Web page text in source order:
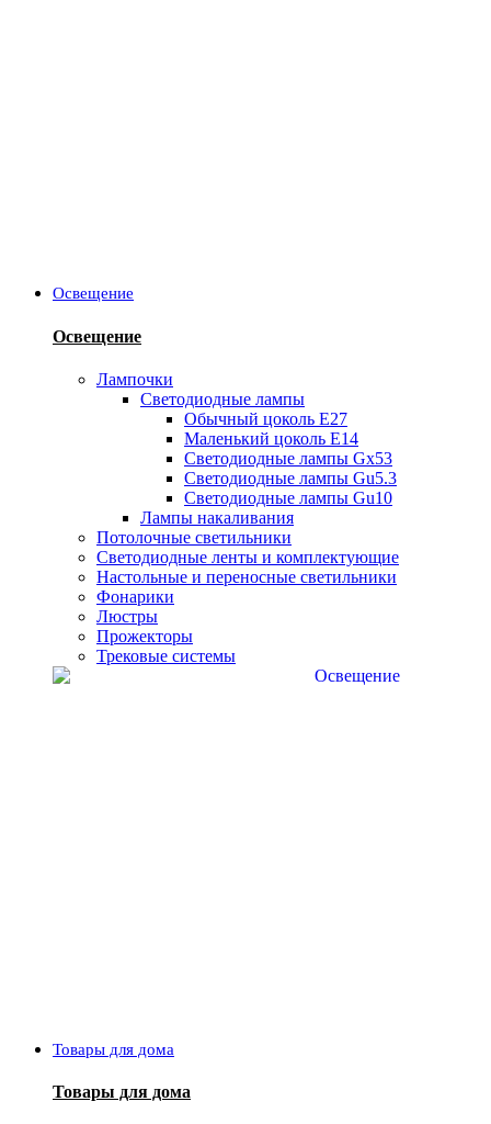
Освещение
Освещение
Лампочки
Светодиодные лампы
Обычный цоколь Е27
Маленький цоколь Е14
Светодиодные лампы Gx53
Светодиодные лампы Gu5.3
Светодиодные лампы Gu10
Лампы накаливания
Потолочные светильники
Светодиодные ленты и комплектующие
Настольные и переносные светильники
Фонарики
Люстры
Прожекторы
Трековые системы
Товары для дома
Товары для дома